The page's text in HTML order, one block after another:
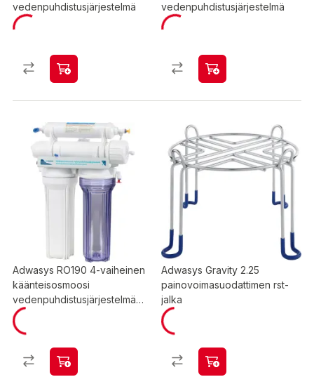
vedenpuhdistusjärjestelmä
vedenpuhdistusjärjestelmä
Adwasys RO190 4-vaiheinen
käänteisosmoosi
vedenpuhdistusjärjestelmä
ilman
paineenkorotuspumppua
Adwasys Gravity 2.25
painovoimasuodattimen rst-
jalka